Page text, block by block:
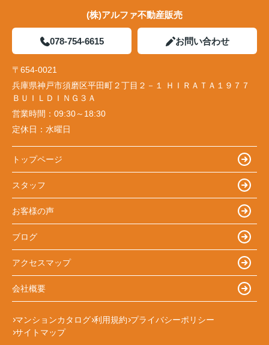
(株)アルファ不動産販売
078-754-6615 お問い合わせ
〒654-0021
兵庫県神戸市須磨区平田町２丁目２－１ ＨＩＲＡＴＡ１９７７
ＢＵＩＬＤＩＮＧ３Ａ
営業時間： 09:30～18:30
定休日： 水曜日
トップページ
スタッフ
お客様の声
ブログ
アクセスマップ
会社概要
マンションカタログ 利用規約 プライバシーポリシー
サイトマップ